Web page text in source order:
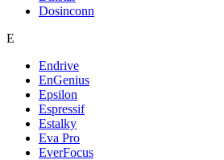
Dosinconn
E
Endrive
EnGenius
Epsilon
Espressif
Estalky
Eva Pro
EverFocus